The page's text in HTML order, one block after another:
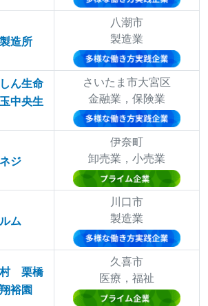
造所
八潮市
製造業
ん生命
中央生
さいたま市大宮区
金融業，保険業
ジ
伊奈町
卸売業，小売業
ム
川口市
製造業
村 栗橋
裕園
久喜市
医療，福祉